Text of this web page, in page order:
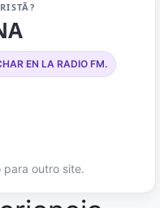
EN LA RADIO FM.
para outro site.